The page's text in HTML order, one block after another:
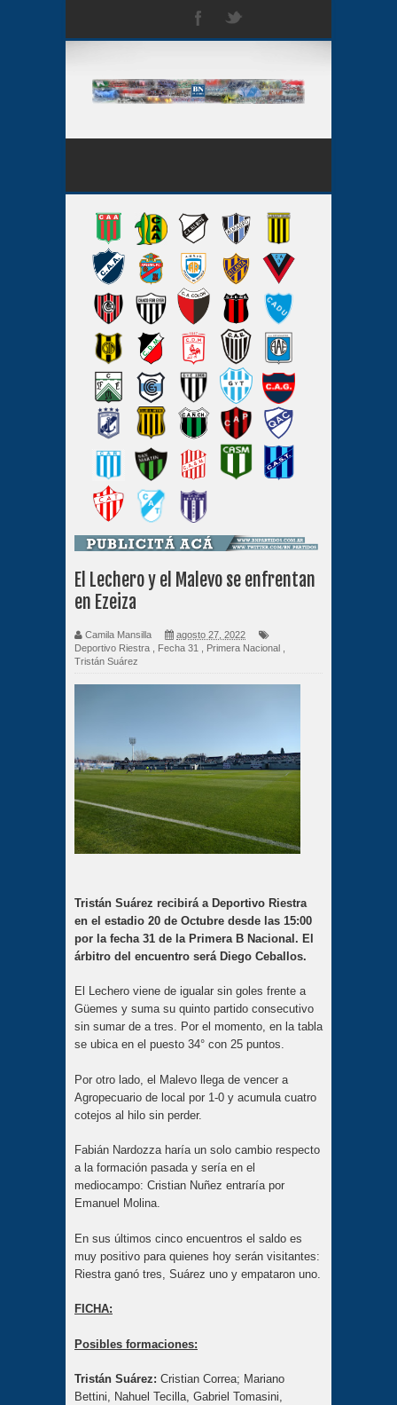
El Lechero y el Malevo se enfrentan
en Ezeiza
Camila Mansilla
agosto 27, 2022
Deportivo Riestra
Fecha 31 Primera Nacional
Tristán Suárez
Tristán Suárez recibirá a Deportivo Riestra
en el estadio 20 de Octubre desde las 15:00
por la fecha 31 de la Primera B Nacional. El
árbitro del encuentro será Diego Ceballos.
El Lechero viene de igualar sin goles frente a
Güemes y suma su quinto partido consecutivo
sin sumar de a tres. Por el momento, en la tabla
se ubica en el puesto 34° con 25 puntos.
Por otro lado, el Malevo llega de vencer a
Agropecuario de local por 1-0 y acumula cuatro
cotejos al hilo sin perder.
Fabián Nardozza haría un solo cambio respecto
a la formación pasada y sería en el
mediocampo: Cristian Nuñez entraría por
Emanuel Molina.
En sus últimos cinco encuentros el saldo es
muy positivo para quienes hoy serán visitantes:
Riestra ganó tres, Suárez uno y empataron uno.
FICHA:
Posibles formaciones:
Tristán Suárez: Cristian Correa; Mariano
Bettini, Nahuel Tecilla, Gabriel Tomasini,